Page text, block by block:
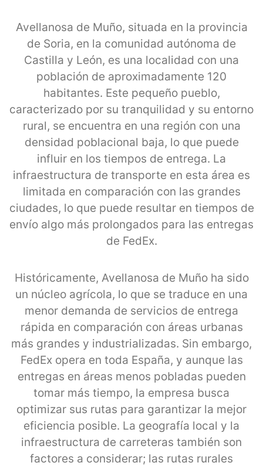
Avellanosa de Muño, situada en la provincia
de Soria, en la comunidad autónoma de
Castilla y León, es una localidad con una
población de aproximadamente 120
habitantes. Este pequeño pueblo,
caracterizado por su tranquilidad y su entorno
rural, se encuentra en una región con una
densidad poblacional baja, lo que puede
influir en los tiempos de entrega. La
infraestructura de transporte en esta área es
limitada en comparación con las grandes
ciudades, lo que puede resultar en tiempos de
envío algo más prolongados para las entregas
de FedEx.
Históricamente, Avellanosa de Muño ha sido
un núcleo agrícola, lo que se traduce en una
menor demanda de servicios de entrega
rápida en comparación con áreas urbanas
más grandes y industrializadas. Sin embargo,
FedEx opera en toda España, y aunque las
entregas en áreas menos pobladas pueden
tomar más tiempo, la empresa busca
optimizar sus rutas para garantizar la mejor
eficiencia posible. La geografía local y la
infraestructura de carreteras también son
factores a considerar; las rutas rurales